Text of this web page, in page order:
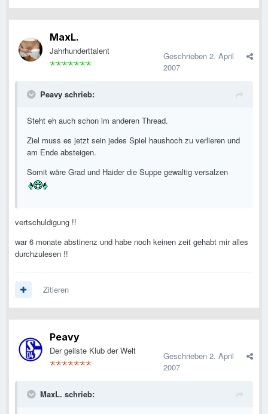
MaxL.
Jahrhunderttalent Geschrieben 2. April
2007
Peavy schrieb:
Steht eh auch schon im anderen Thread.
Ziel muss es jetzt sein jedes Spiel haushoch zu verlieren und
am Ende absteigen.
Somit wäre Grad und Haider die Suppe gewaltig versalzen
vertschuldigung !!
war 6 monate abstinenz und habe noch keinen zeit gehabt mir alles
durchzulesen !!
Zitieren
Peavy
Der geilste Klub der Welt Geschrieben 2. April
2007
MaxL. schrieb: